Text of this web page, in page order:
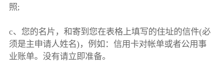
照;
c、您的名片，和寄到您在表格上填写的住址的信件(必
须是主申请人姓名)，例如：信用卡对帐单或者公用事
业账单。没有请立即准备。